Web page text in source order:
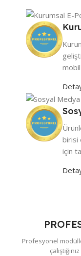
birisi
için
Profesyonel